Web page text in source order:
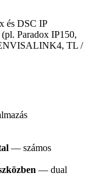
és DSC IP
Paradox IP150,
TL /
— számos
— dual